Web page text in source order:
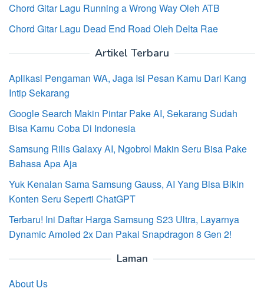
Chord Gitar Lagu Running a Wrong Way Oleh ATB
Chord Gitar Lagu Dead End Road Oleh Delta Rae
Artikel Terbaru
Aplikasi Pengaman WA, Jaga Isi Pesan Kamu Dari Kang
Intip Sekarang
Google Search Makin Pintar Pake AI, Sekarang Sudah
Bisa Kamu Coba Di Indonesia
Samsung Rilis Galaxy AI, Ngobrol Makin Seru Bisa Pake
Bahasa Apa Aja
Yuk Kenalan Sama Samsung Gauss, AI Yang Bisa Bikin
Konten Seru Seperti ChatGPT
Terbaru! Ini Daftar Harga Samsung S23 Ultra, Layarnya
Dynamic Amoled 2x Dan Pakai Snapdragon 8 Gen 2!
Laman
About Us